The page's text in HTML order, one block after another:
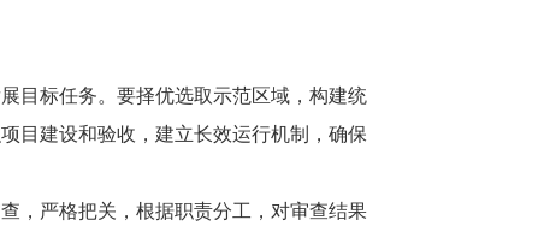
目标任务。要择优选取示范区域，构建统
目建设和验收，建立长效运行机制，确保
，严格把关，根据职责分工，对审查结果